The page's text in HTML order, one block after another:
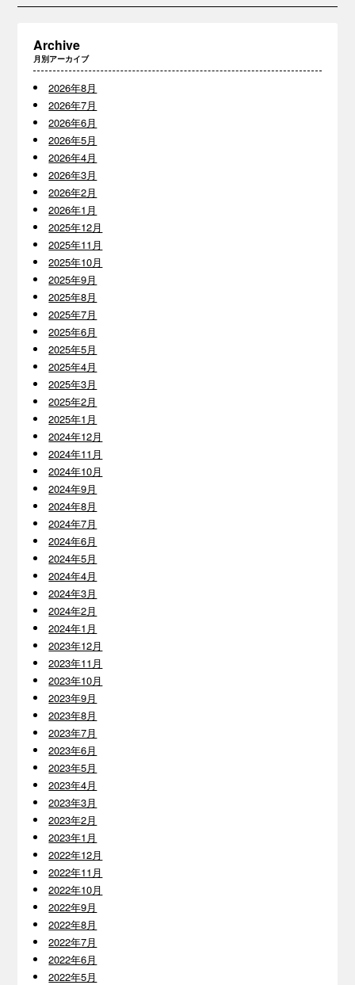
Archive
月別アーカイブ
2026年8月
2026年7月
2026年6月
2026年5月
2026年4月
2026年3月
2026年2月
2026年1月
2025年12月
2025年11月
2025年10月
2025年9月
2025年8月
2025年7月
2025年6月
2025年5月
2025年4月
2025年3月
2025年2月
2025年1月
2024年12月
2024年11月
2024年10月
2024年9月
2024年8月
2024年7月
2024年6月
2024年5月
2024年4月
2024年3月
2024年2月
2024年1月
2023年12月
2023年11月
2023年10月
2023年9月
2023年8月
2023年7月
2023年6月
2023年5月
2023年4月
2023年3月
2023年2月
2023年1月
2022年12月
2022年11月
2022年10月
2022年9月
2022年8月
2022年7月
2022年6月
2022年5月